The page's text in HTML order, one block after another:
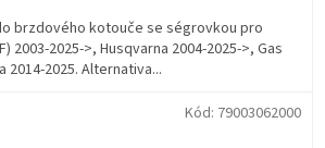
brzdového kotouče se ségrovkou pro
2003-2025->, Husqvarna 2004-2025->, Gas
2014-2025. Alternativa...
Kód: 79003062000